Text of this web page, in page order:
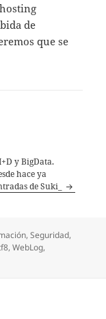
de
que se
y BigData.
hace ya
de Suki_
,Seguridad,
,WebLog,